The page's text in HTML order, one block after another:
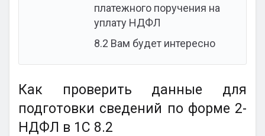
платежного поручения на
уплату НДФЛ
8.2 Вам будет интересно
Как проверить данные для
подготовки сведений по форме 2-
НДФЛ в 1С 8.2